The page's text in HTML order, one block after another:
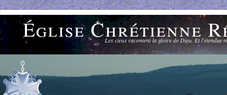
Église Chrétienne
Les cieux racontent la gloire de Dieu. Et l'étendue